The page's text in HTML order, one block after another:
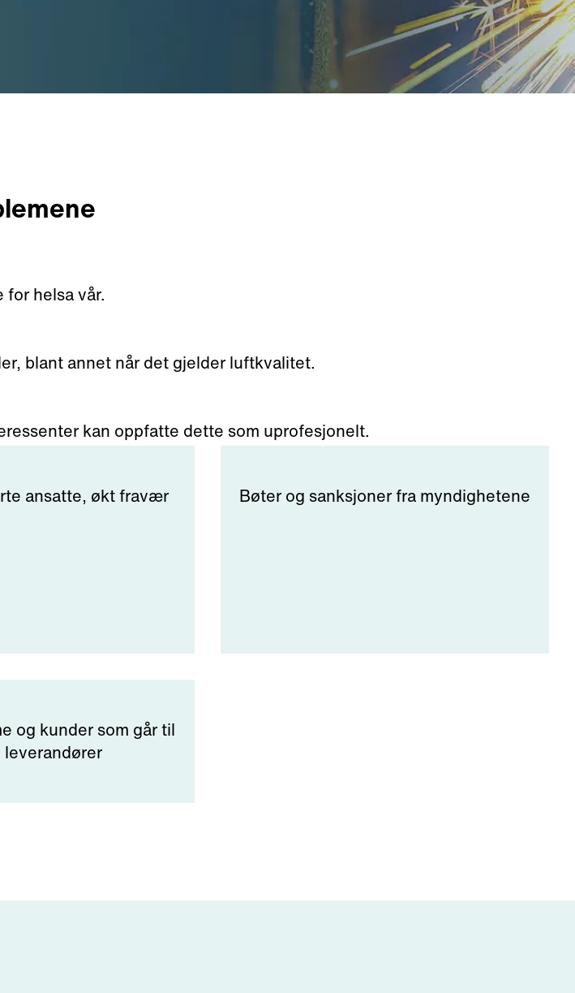
helsa vår.
blant annet når det gjelder luftkvalitet.
kan oppfatte dette som uprofesjonelt.
ansatte, økt fravær Bøter og sanksjoner fra myndighetene
og kunder som går til
leverandører